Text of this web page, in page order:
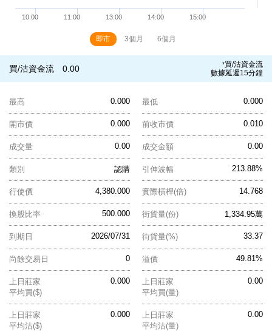
即市 3個月 6個月
買/沽資金流 0.00 *買/沽資金流
數據延遲15分鐘
0.000
最高 0.000
最低
0.000
開市價 0.010
前收市價
0.00
成交量 0.00
成交金額
認購
類別 213.88%
引伸波幅
4,380.000
行使價 14.768
實際槓桿(倍)
500.000
換股比率 1,334.95萬
街貨量(份)
2026/07/31
到期日 33.37
街貨量(%)
0
尚餘交易日 49.81%
溢價
0.000
上日莊家
平均買($)
0.00
上日莊家
平均買(量)
0.000
上日莊家
平均沽($)
0.00
上日莊家
平均沽(量)